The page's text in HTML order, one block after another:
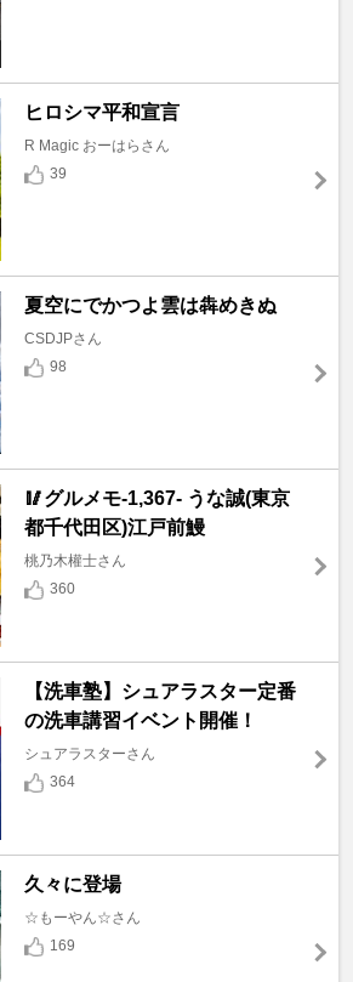
ヒロシマ平和宣言
R Magic おーはらさん
39
夏空にでかつよ雲は犇めきぬ
CSDJPさん
98
🥢グルメモ-1,367- うな誠(東京
都千代田区)江戸前鰻
桃乃木權士さん
360
【洗車塾】シュアラスター定番
の洗車講習イベント開催！
シュアラスターさん
364
久々に登場
☆もーやん☆さん
169